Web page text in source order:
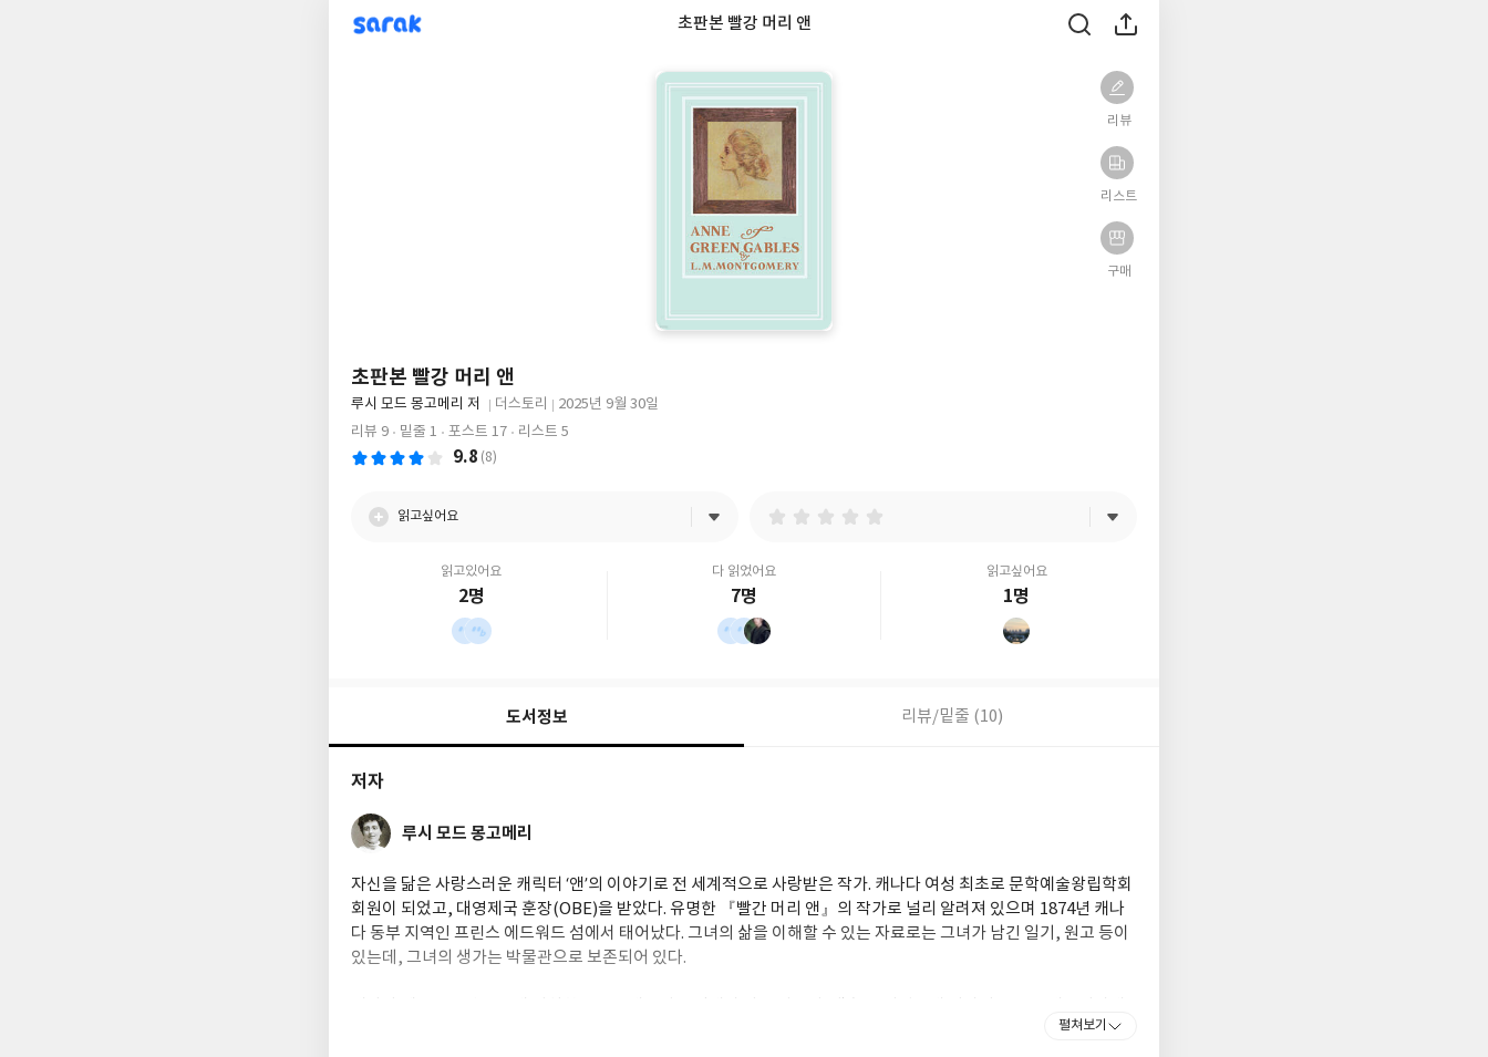
sarak 초판본 빨강 머리 앤
리뷰
리스트
구매
초판본 빨강 머리 앤
글
쓴
루시 모드 몽고메리 저
출
사
더스토리
출
2025년 9월 30일
리뷰 9
밑줄 1 포스트 17 리스트 5
9.8 (8)
읽고싶어요
읽고있어요
2명
다 읽었어요
7명
읽고싶어요
1명
도서정보 리뷰/밑줄 (10)
저자
루시 모드 몽고메리
자신을 닮은 사랑스러운 캐릭터 ‘앤’의 이야기로 전 세계적으로 사랑받은 작가. 캐나다 여성 최초로 문학예술왕립학회
회원이 되었고, 대영제국 훈장(OBE)을 받았다. 유명한 『빨간 머리 앤』의 작가로 널리 알려져 있으며 1874년 캐나
다 동부 지역인 프린스 에드워드 섬에서 태어났다. 그녀의 삶을 이해할 수 있는 자료로는 그녀가 남긴 일기, 원고 등이
있는데, 그녀의 생가는 박물관으로 보존되어 있다.
서 우체국을 경영하는 외조부모의 손에 맡겨져 자랐는데, 아름다운 자연 속에서 뛰놀며 섬세한 감수성과 작가적 재능
펼쳐보기